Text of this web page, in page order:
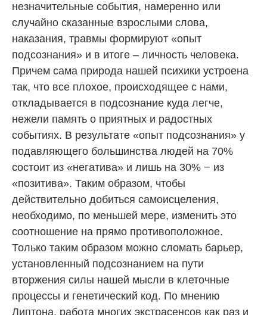
незначительные события, намеренно или
случайно сказанные взрослыми слова,
наказания, травмы формируют «опыт
подсознания» и в итоге – личность человека.
Причем сама природа нашей психики устроена
так, что все плохое, происходящее с нами,
откладывается в подсознание куда легче,
нежели память о приятных и радостных
событиях. В результате «опыт подсознания» у
подавляющего большинства людей на 70%
состоит из «негатива» и лишь на 30% − из
«позитива». Таким образом, чтобы
действительно добиться самоисцеления,
необходимо, по меньшей мере, изменить это
соотношение на прямо противоположное.
Только таким образом можно сломать барьер,
установленный подсознанием на пути
вторжения силы нашей мысли в клеточные
процессы и генетический код. По мнению
Липтона, работа многих экстрасенсов как раз и